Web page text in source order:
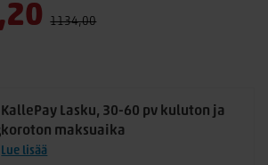
1134,00
KallePay Lasku, 30-60 pv kuluton ja
koroton maksuaika
Lue lisää